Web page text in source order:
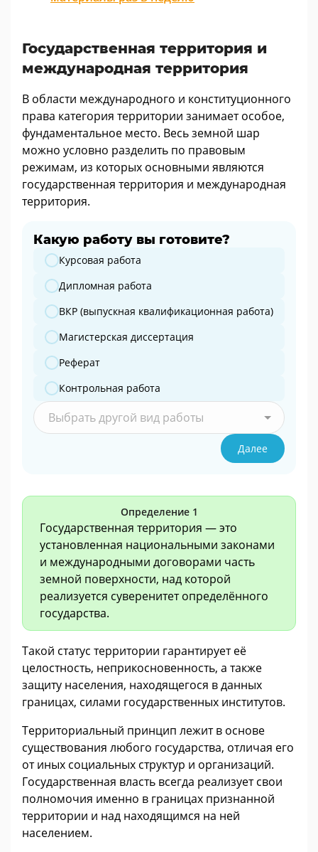
Государственная территория и
международная территория
В области международного и конституционного
права категория территории занимает особое,
фундаментальное место. Весь земной шар
можно условно разделить по правовым
режимам, из которых основными являются
государственная территория и международная
территория.
Какую работу вы готовите?
Какую работу вы готовите?
Курсовая работа
Дипломная работа
ВКР (выпускная квалификационная работа)
Магистерская диссертация
Реферат
Контрольная работа
Выбрать другой вид работы
Далее
Определение 1
Государственная территория — это
установленная национальными законами
и международными договорами часть
земной поверхности, над которой
реализуется суверенитет определённого
государства.
Такой статус территории гарантирует её
целостность, неприкосновенность, а также
защиту населения, находящегося в данных
границах, силами государственных институтов.
Территориальный принцип лежит в основе
существования любого государства, отличая его
от иных социальных структур и организаций.
Государственная власть всегда реализует свои
полномочия именно в границах признанной
территории и над находящимся на ней
населением.